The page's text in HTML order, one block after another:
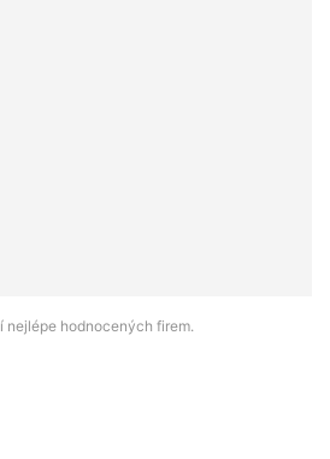
nejlépe hodnocených firem.